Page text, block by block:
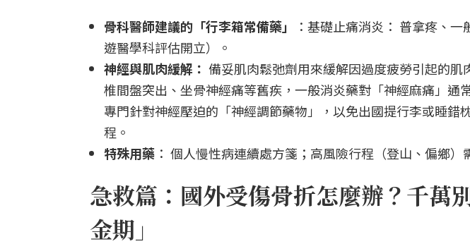
骨科醫師建議的「行李箱常備藥」
：基礎止痛消炎： 普拿疼、
遊醫學科評估開立）。
神經與肌肉緩解： 備妥肌肉鬆弛劑用來緩解因過度疲勞引起的
椎間盤突出、坐骨神經痛等舊疾，一般消炎藥對「神經麻痛」通
專門針對神經壓迫的「神經調節藥物」，以免出國提行李或睡錯
程。
特殊用藥 ： 個人慢性病連續處方箋；高風險行程（登山、偏鄉）
急救篇：國外受傷骨折怎麼辦？千萬
金期」